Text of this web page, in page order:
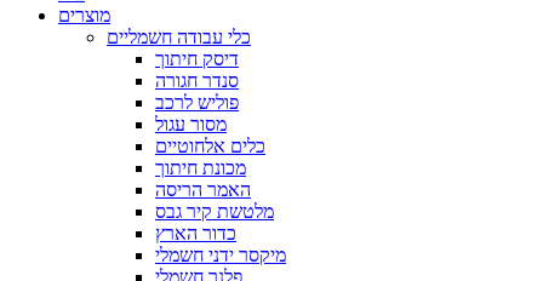
מוצרים
כלי עבודה חשמליים
דיסק חיתוך
סנדר חגורה
פוליש לרכב
מסור עגול
כלים אלחוטיים
מכונת חיתוך
האמר הריסה
מלטשת קיר גבס
כדור הארץ
מיקסר ידני חשמלי
פלנר חשמלי